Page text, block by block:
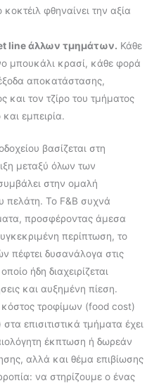
φθηναίνει την αξία
line άλλων τμημάτων. Κάθε
μπουκάλι κρασί, κάθε φορά
αποκατάστασης,
και τον τζίρο του τμήματος
εμπειρία.
βασίζεται στη
μεταξύ όλων των
στην ομαλή
πελάτη. Το F&B συχνά
προσφέροντας άμεσα
περίπτωση, το
πέφτει δυσανάλογα στις
ήδη διαχειρίζεται
και αυξημένη πίεση.
κόστος τροφίμων (food cost)
επισιτιστικά τμήματα έχει
έκπτωση ή δωρεάν
αλλά και θέμα επιβίωσης
να στηρίζουμε ο ένας